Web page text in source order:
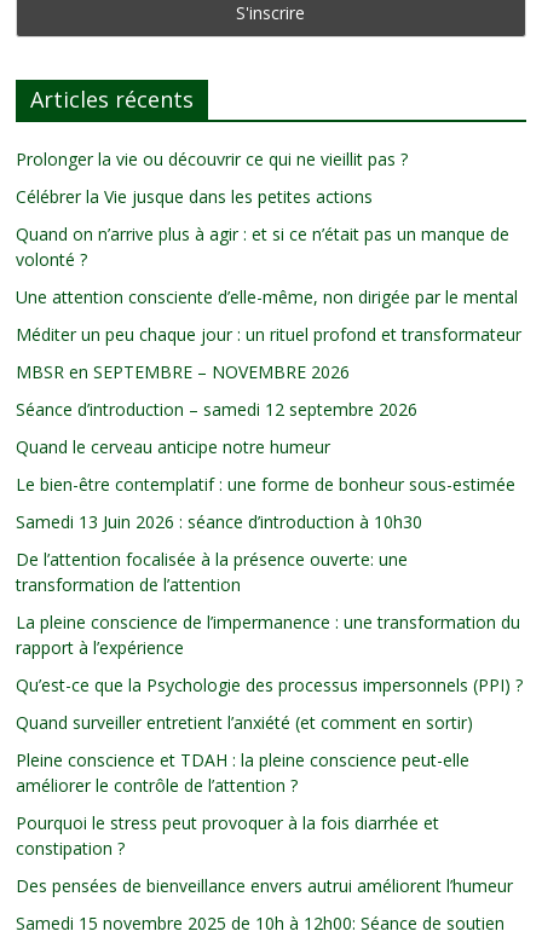
Articles récents
Prolonger la vie ou découvrir ce qui ne vieillit pas ?
Célébrer la Vie jusque dans les petites actions
Quand on n’arrive plus à agir : et si ce n’était pas un manque de
volonté ?
Une attention consciente d’elle-même, non dirigée par le mental
Méditer un peu chaque jour : un rituel profond et transformateur
MBSR en SEPTEMBRE – NOVEMBRE 2026
Séance d’introduction – samedi 12 septembre 2026
Quand le cerveau anticipe notre humeur
Le bien-être contemplatif : une forme de bonheur sous-estimée
Samedi 13 Juin 2026 : séance d’introduction à 10h30
De l’attention focalisée à la présence ouverte: une
transformation de l’attention
La pleine conscience de l’impermanence : une transformation du
rapport à l’expérience
Qu’est-ce que la Psychologie des processus impersonnels (PPI) ?
Quand surveiller entretient l’anxiété (et comment en sortir)
Pleine conscience et TDAH : la pleine conscience peut-elle
améliorer le contrôle de l’attention ?
Pourquoi le stress peut provoquer à la fois diarrhée et
constipation ?
Des pensées de bienveillance envers autrui améliorent l’humeur
Samedi 15 novembre 2025 de 10h à 12h00: Séance de soutien